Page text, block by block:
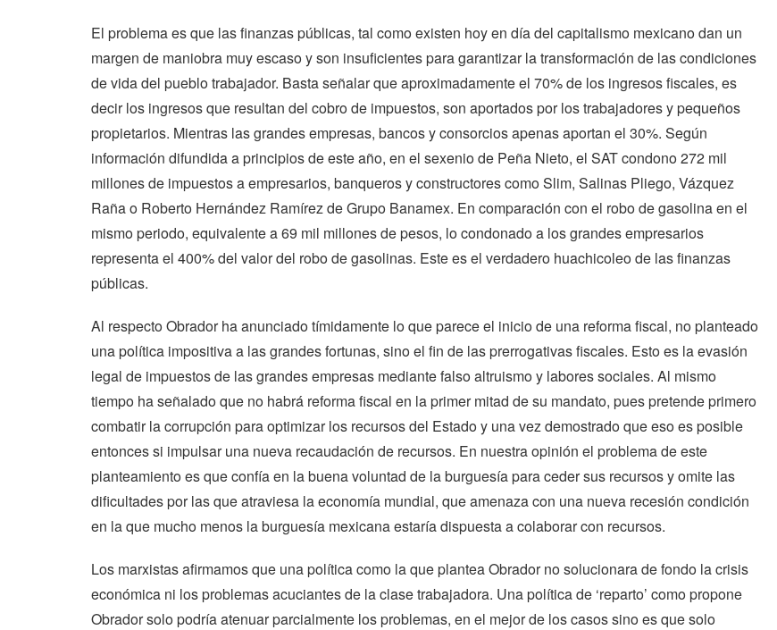
El problema es que las finanzas públicas, tal como existen hoy en día del capitalismo mexicano dan un
margen de maniobra muy escaso y son insuficientes para garantizar la transformación de las condiciones
de vida del pueblo trabajador. Basta señalar que aproximadamente el 70% de los ingresos fiscales, es
decir los ingresos que resultan del cobro de impuestos, son aportados por los trabajadores y pequeños
propietarios. Mientras las grandes empresas, bancos y consorcios apenas aportan el 30%. Según
información difundida a principios de este año, en el sexenio de Peña Nieto, el SAT condono 272 mil
millones de impuestos a empresarios, banqueros y constructores como Slim, Salinas Pliego, Vázquez
Raña o Roberto Hernández Ramírez de Grupo Banamex. En comparación con el robo de gasolina en el
mismo periodo, equivalente a 69 mil millones de pesos, lo condonado a los grandes empresarios
representa el 400% del valor del robo de gasolinas. Este es el verdadero huachicoleo de las finanzas
públicas.
Al respecto Obrador ha anunciado tímidamente lo que parece el inicio de una reforma fiscal, no planteado
una política impositiva a las grandes fortunas, sino el fin de las prerrogativas fiscales. Esto es la evasión
legal de impuestos de las grandes empresas mediante falso altruismo y labores sociales. Al mismo
tiempo ha señalado que no habrá reforma fiscal en la primer mitad de su mandato, pues pretende primero
combatir la corrupción para optimizar los recursos del Estado y una vez demostrado que eso es posible
entonces si impulsar una nueva recaudación de recursos. En nuestra opinión el problema de este
planteamiento es que confía en la buena voluntad de la burguesía para ceder sus recursos y omite las
dificultades por las que atraviesa la economía mundial, que amenaza con una nueva recesión condición
en la que mucho menos la burguesía mexicana estaría dispuesta a colaborar con recursos.
Los marxistas afirmamos que una política como la que plantea Obrador no solucionara de fondo la crisis
económica ni los problemas acuciantes de la clase trabajadora. Una política de ‘reparto’ como propone
Obrador solo podría atenuar parcialmente los problemas, en el mejor de los casos sino es que solo